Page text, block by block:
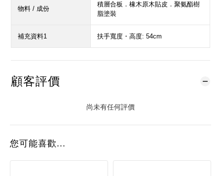
物料 / 成份
積層合板．橡木原木貼皮．聚氨酯樹
脂塗裝
補充資料1 扶手寬度・高度: 54cm
顧客評價
尚未有任何評價
您可能喜歡...